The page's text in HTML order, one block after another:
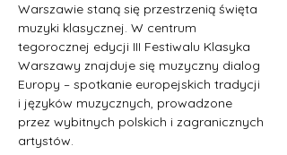
Warszawie staną się przestrzenią święta
muzyki klasycznej. W centrum
tegorocznej edycji III Festiwalu Klasyka
Warszawy znajduje się muzyczny dialog
Europy – spotkanie europejskich tradycji
i języków muzycznych, prowadzone
przez wybitnych polskich i zagranicznych
artystów.